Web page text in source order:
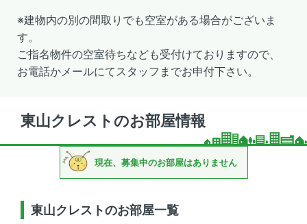
※建物内の別の間取りでも空室がある場合がございま
す。
ご指名物件の空室待ちなども受付けておりますので、
お電話かメールにてスタッフまでお申付下さい。
東山クレストのお部屋情報
現在、募集中のお部屋はありません
東山クレストのお部屋一覧